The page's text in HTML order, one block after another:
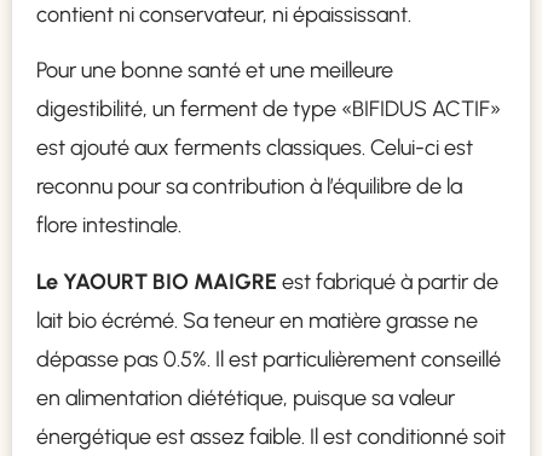
contient ni conservateur, ni épaississant.
Pour une bonne santé et une meilleure
digestibilité, un ferment de type «BIFIDUS ACTIF»
est ajouté aux ferments classiques. Celui-ci est
reconnu pour sa contribution à l’équilibre de la
flore intestinale.
Le YAOURT BIO MAIGRE est fabriqué à partir de
lait bio écrémé. Sa teneur en matière grasse ne
dépasse pas 0.5%. Il est particulièrement conseillé
en alimentation diététique, puisque sa valeur
énergétique est assez faible. Il est conditionné soit